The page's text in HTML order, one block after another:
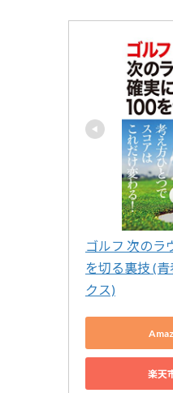
ゴルフ 次のラ
を切る裏技 (
クス)
楽天